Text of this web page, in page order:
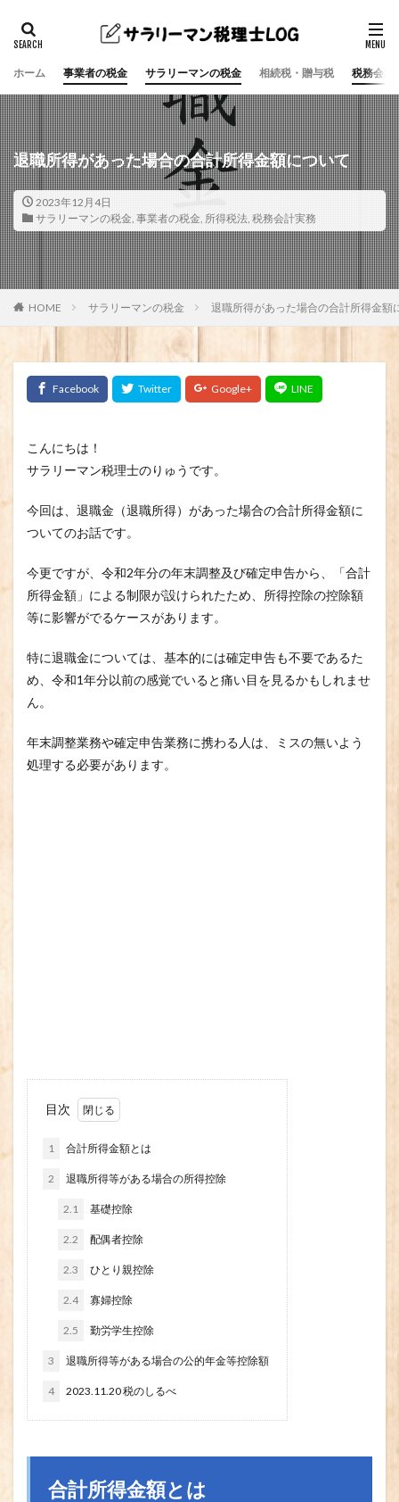
ホーム 事業者の税金 サラリーマンの税金 相続税・贈与税 税務会計
退職所得があった場合の合計所得金額について
2023年12月4日
サラリーマンの税金, 事業者の税金, 所得税法, 税務会計実務
HOME サラリーマンの税金 退職所得があった場合の合計所得金額
こんにちは！
サラリーマン税理士のりゅうです。
今回は、退職金（退職所得）があった場合の合計所得金額に
ついてのお話です。
今更ですが、令和2年分の年末調整及び確定申告から、「合計
所得金額」による制限が設けられたため、所得控除の控除額
等に影響がでるケースがあります。
特に退職金については、基本的には確定申告も不要であるた
め、令和1年分以前の感覚でいると痛い目を見るかもしれませ
ん。
年末調整業務や確定申告業務に携わる人は、ミスの無いよう
処理する必要があります。
目次
1 合計所得金額とは
2 退職所得等がある場合の所得控除
2.1 基礎控除
2.2 配偶者控除
2.3 ひとり親控除
2.4 寡婦控除
2.5 勤労学生控除
3 退職所得等がある場合の公的年金等控除額
4 2023.11.20 税のしるべ
合計所得金額とは
検索